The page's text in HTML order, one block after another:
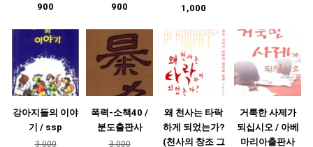
900 900
1,000
강아지들의 이야
기 / ssp
3,000
폭력-소책40 /
분도출판사
3,000
왜 천사는 타락
하게 되었는가?
(천사의 창조 그
거룩한 사제가
되십시오 / 아베
마리아출판사